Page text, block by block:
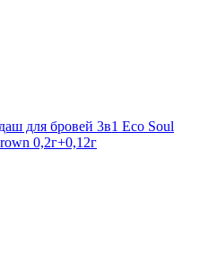
для бровей 3в1 Eco Soul
0,2г+0,12г